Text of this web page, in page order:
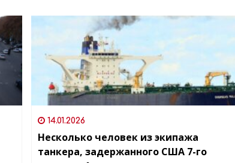
14.01.2026
Несколько человек из экипажа
танкера, задержанного США 7-го